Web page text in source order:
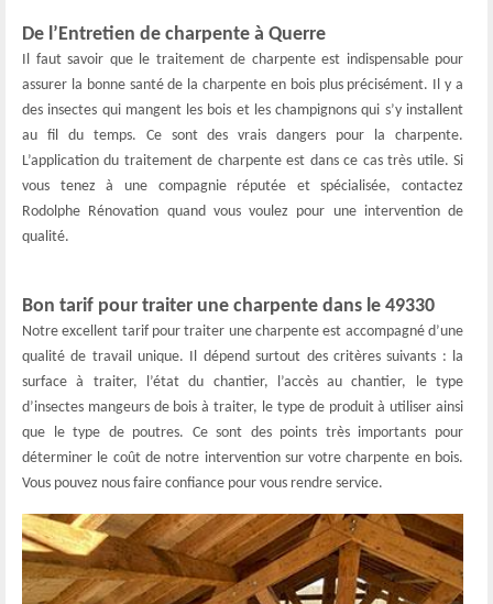
De l’Entretien de charpente à Querre
Il faut savoir que le traitement de charpente est indispensable pour
assurer la bonne santé de la charpente en bois plus précisément. Il y a
des insectes qui mangent les bois et les champignons qui s’y installent
au fil du temps. Ce sont des vrais dangers pour la charpente.
L’application du traitement de charpente est dans ce cas très utile. Si
vous tenez à une compagnie réputée et spécialisée, contactez
Rodolphe Rénovation quand vous voulez pour une intervention de
qualité.
Bon tarif pour traiter une charpente dans le 49330
Notre excellent tarif pour traiter une charpente est accompagné d’une
qualité de travail unique. Il dépend surtout des critères suivants : la
surface à traiter, l’état du chantier, l’accès au chantier, le type
d’insectes mangeurs de bois à traiter, le type de produit à utiliser ainsi
que le type de poutres. Ce sont des points très importants pour
déterminer le coût de notre intervention sur votre charpente en bois.
Vous pouvez nous faire confiance pour vous rendre service.